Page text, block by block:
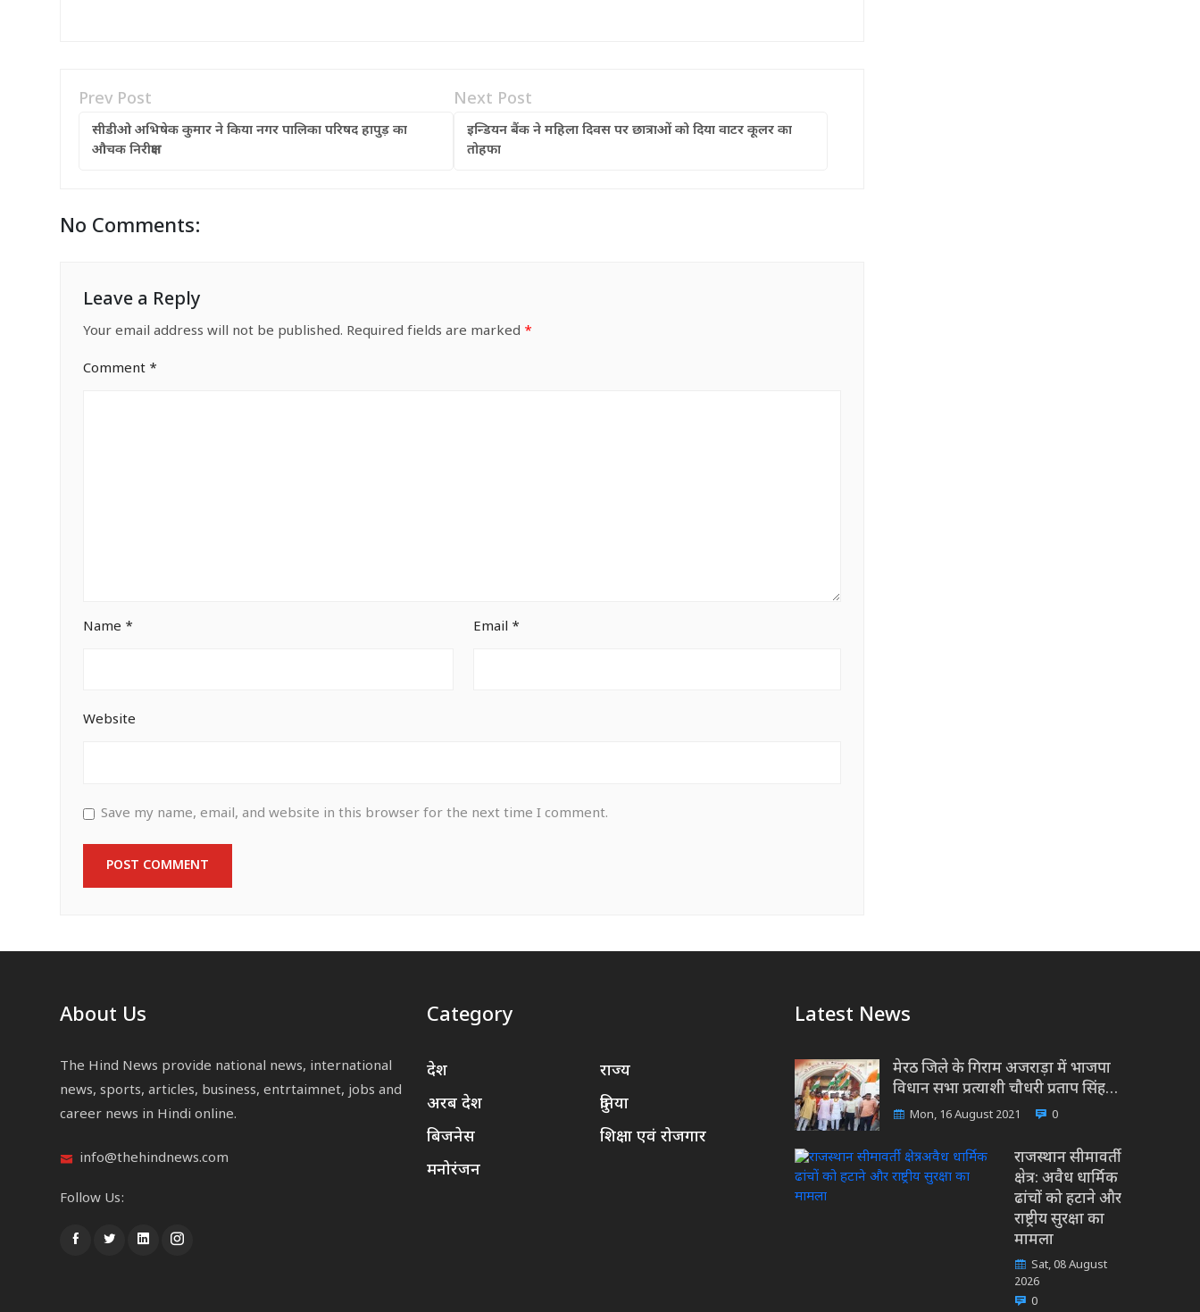
Prev Post
सीडीओ अभिषेक कुमार ने किया नगर पालिका परिषद हापुड़ का
औचक निरीक्षण
Next Post
इन्डियन बैंक ने महिला दिवस पर छात्राओं को दिया वाटर कूलर का
तोहफा
No Comments:
Leave a Reply
Your email address will not be published. Required fields are marked *
Comment *
Name * Email *
Website
Save my name, email, and website in this browser for the next time I comment.
About Us
The Hind News provide national news, international
news, sports, articles, business, entrtaimnet, jobs and
career news in Hindi online.
info@thehindnews.com
Follow Us:
Category
देश
राज्य
अरब देश
दुनिया
बिजनेस
शिक्षा एवं रोजगार
मनोरंजन
Latest News
मेरठ जिले के गिराम अजराड़ा में भाजपा
विधान सभा प्रत्याशी चौधरी प्रताप सिंह…
Mon, 16 August 2021 0
राजस्थान सीमावर्ती
क्षेत्र: अवैध धार्मिक
ढांचों को हटाने और
राष्ट्रीय सुरक्षा का
मामला
Sat, 08 August
2026
0